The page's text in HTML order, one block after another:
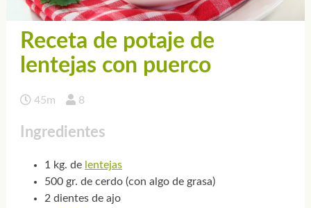
Receta de potaje de
lentejas con puerco
45m 8
Ingredientes
1 kg. de lentejas
500 gr. de cerdo (con algo de grasa)
2 dientes de ajo